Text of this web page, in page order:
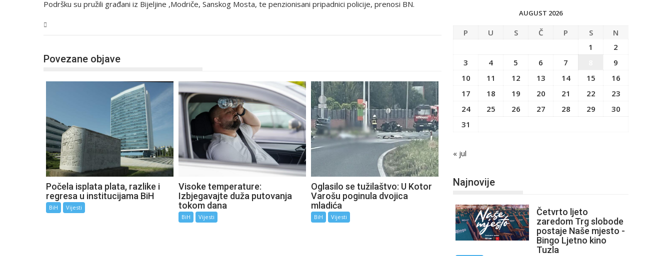
Podršku su pružili građani iz Bijeljine ,Modriče, Sanskog Mosta, te penzionisani pripadnici policije, prenosi BN.
Povezane objave
Počela isplata plata, razlike i
regresa u institucijama BiH
BiH Vijesti
Visoke temperature:
Izbjegavajte duža putovanja
tokom dana
BiH Vijesti
Oglasilo se tužilaštvo: U Kotor
Varošu poginula dvojica
mladića
BiH Vijesti
AUGUST 2026
P U S Č P S
N
1
2
3
4 5 6 7
9
10
11 12 13 14 15
16
17
18 19 20 21 22
23
24
25 26 27 28 29
30
31
« jul
Najnovije
Četvrto ljeto
zaredom Trg slobode
postaje Naše mjesto -
Bingo Ljetno kino
Tuzla